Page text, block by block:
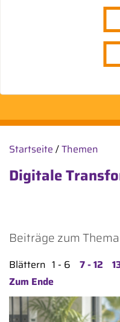
Startseite /Themen
Digitale
Beiträge zum Thema
Blättern 1 - 6 7 - 12
Zum Ende